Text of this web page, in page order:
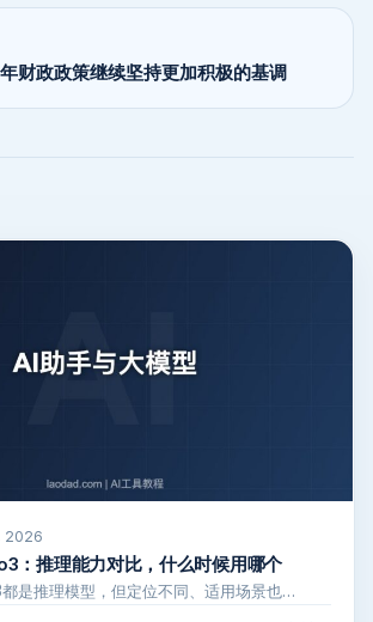
财政政策继续坚持更加积极的基调
2026
：推理能力对比，什么时候用哪个
是推理模型，但定位不同、适用场景也…